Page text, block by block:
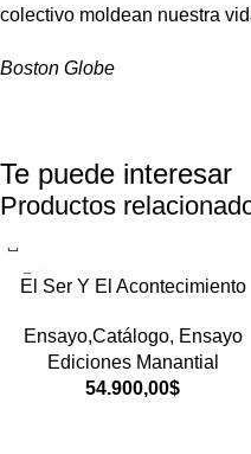
colectivo moldean nuestra
Boston Globe
Te puede interesar
Productos
El Ser Y El Acontecimiento
Ensayo,Catálogo, Ensayo
Ediciones Manantial
54.900,00$